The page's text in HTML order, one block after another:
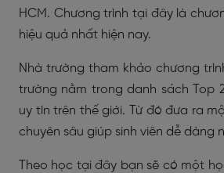
HCM. Chương trình tại đây là
hiệu quả nhất hiện nay.
Nhà trường tham khảo chương
trường nằm trong danh sách Top
uy tín trên thế giới. Từ đó đưa ra
chuyên sâu giúp sinh viên dễ dàng
Theo học tại đây bạn sẽ có một